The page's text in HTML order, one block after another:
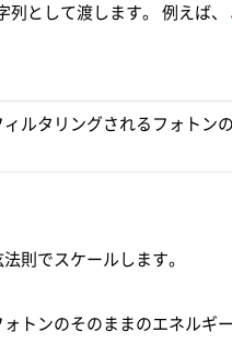
として渡します。 例えば、
ルタリングされるフォトン
則でスケールします。
トンのそのままのエネルギ